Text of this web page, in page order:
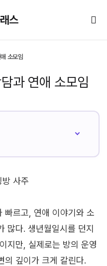
소모임
과 연애 소모임
빠르고, 연애 이야기와 소
많다. 생년월일시를 던지
지만, 실제로는 방의 운영
의 깊이가 크게 갈린다.